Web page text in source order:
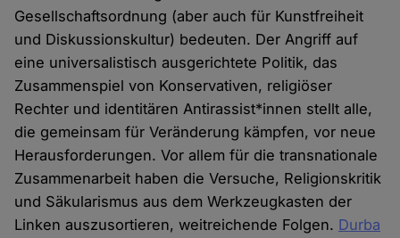
Gesellschaftsordnung (aber auch für Kunstfreiheit
und Diskussionskultur) bedeuten. Der Angriff auf
eine universalistisch ausgerichtete Politik, das
Zusammenspiel von Konservativen, religiöser
Rechter und identitären Antirassist*innen stellt alle,
die gemeinsam für Veränderung kämpfen, vor neue
Herausforderungen. Vor allem für die transnationale
Zusammenarbeit haben die Versuche, Religionskritik
und Säkularismus aus dem Werkzeugkasten der
Linken auszusortieren, weitreichende Folgen. Durba